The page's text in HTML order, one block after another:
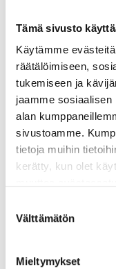
Tämä sivusto
Käytämme
räätälöimiseen,
tukemiseen ja
jaamme
alan
sivustoamme.
tietoja muihin
kerätty, kun olet
valinta
Välttämätön
Mieltymykset
Tapahtumat
Avoin luento:
osana
Varsinais-Suomen
luento, jossa
merkitykseen osana
Luento
kaivausten
suoritettujen